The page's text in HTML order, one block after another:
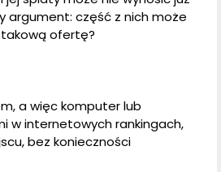
argument: część z nich może
takową ofertę?
a więc komputer lub
w internetowych rankingach,
bez konieczności